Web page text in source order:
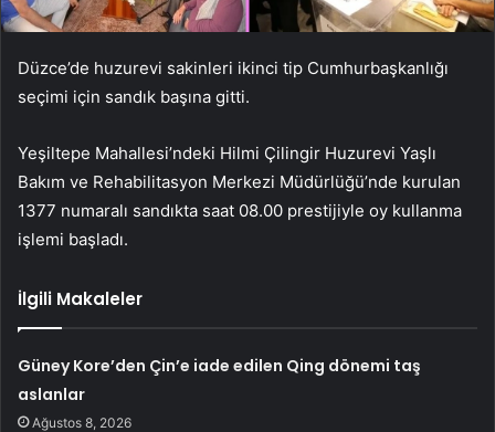
Düzce’de huzurevi sakinleri ikinci tip Cumhurbaşkanlığı
seçimi için sandık başına gitti.
Yeşiltepe Mahallesi’ndeki Hilmi Çilingir Huzurevi Yaşlı
Bakım ve Rehabilitasyon Merkezi Müdürlüğü’nde kurulan
1377 numaralı sandıkta saat 08.00 prestijiyle oy kullanma
işlemi başladı.
İlgili Makaleler
Güney Kore’den Çin’e iade edilen Qing dönemi taş
aslanlar
Ağustos 8, 2026